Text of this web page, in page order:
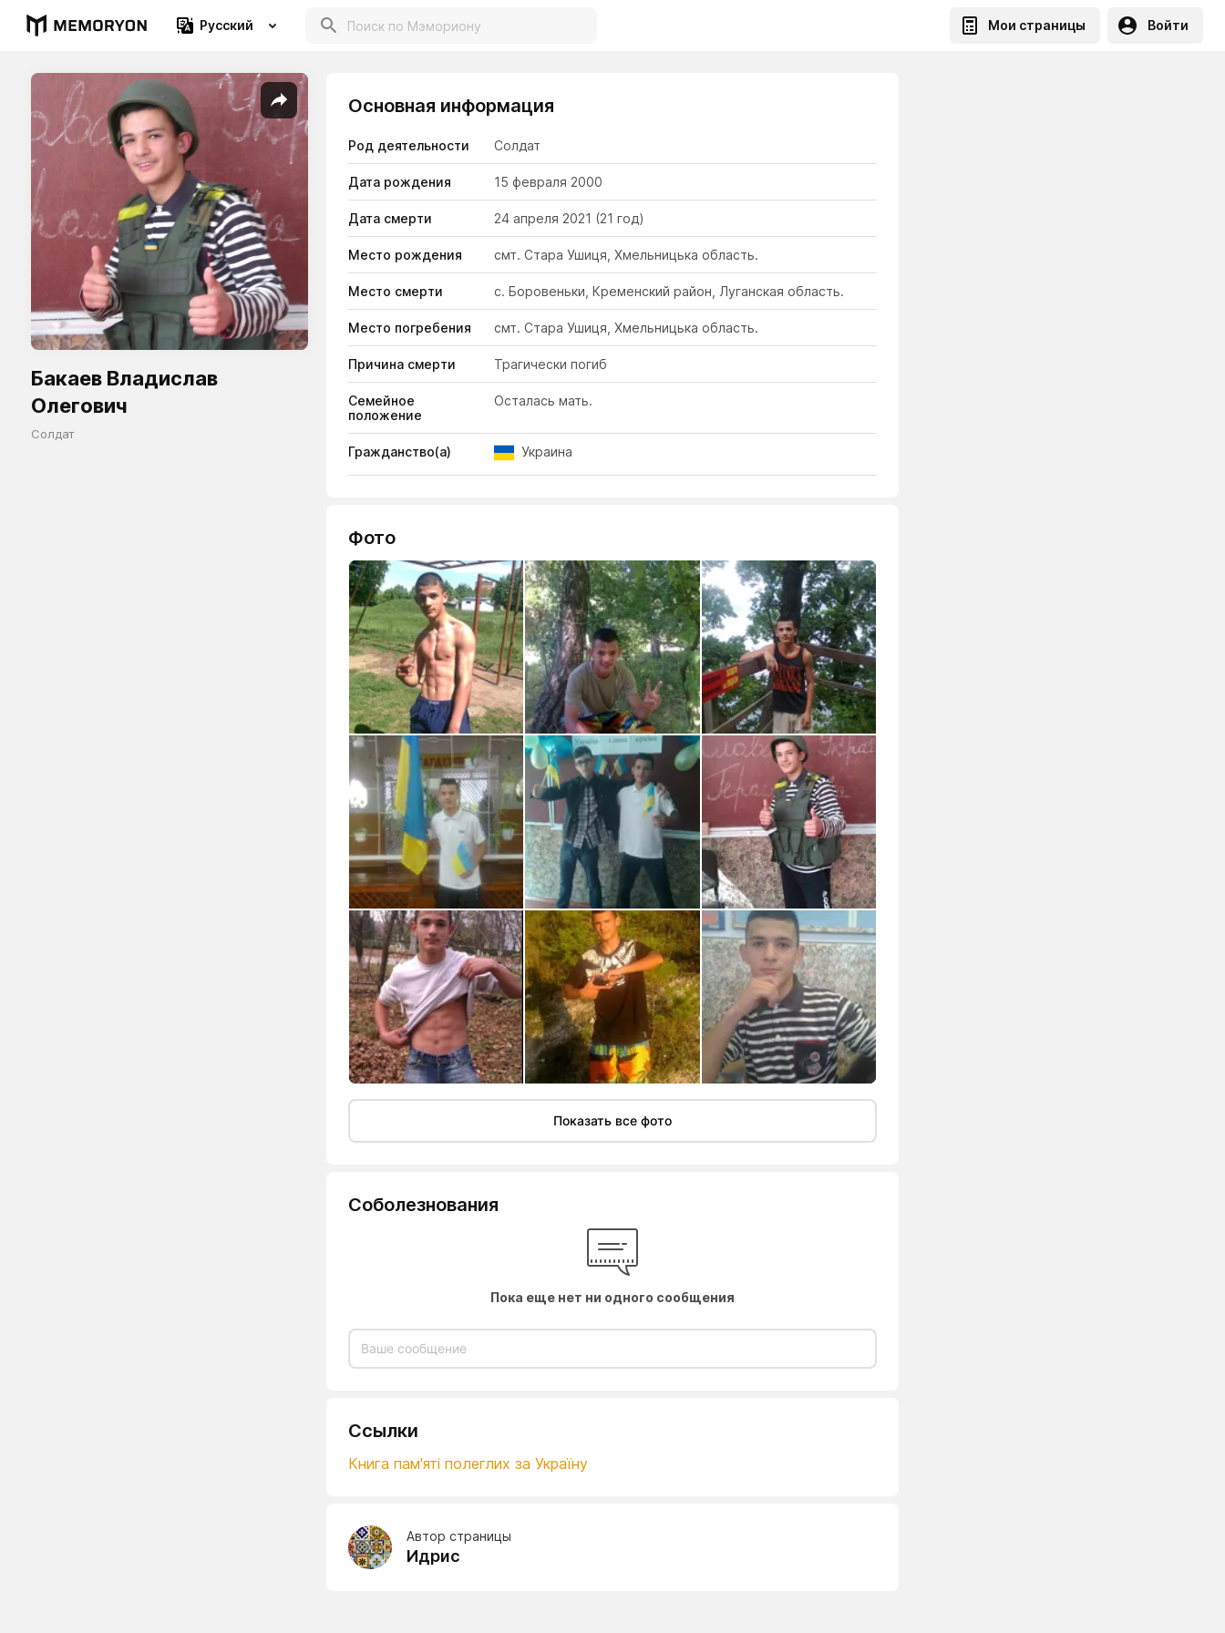
Русский Мои страницы Войти
Бакаев Владислав
Олегович
Солдат
Основная информация
Род деятельности Солдат
Дата рождения 15 февраля 2000
Дата смерти 24 апреля 2021 (21 год)
Место рождения смт. Стара Ушиця, Хмельницька область.
Место смерти с. Боровеньки, Кременский район, Луганская область.
Место погребения смт. Стара Ушиця, Хмельницька область.
Причина смерти Трагически погиб
Семейное
положение
Осталась мать.
Гражданство(а) Украина
Фото
Показать все фото
Соболезнования
Пока еще нет ни одного сообщения
Ссылки
Книга пам'яті полеглих за Україну
Автор страницы
Идрис